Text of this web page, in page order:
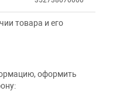
товара и его
оформить